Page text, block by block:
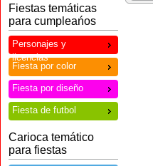
Fiestas temáticas
para cumpleańos
Personajes y
licencias
Fiesta por color
Fiesta por diseño
Fiesta de futbol
Carioca temático
para fiestas